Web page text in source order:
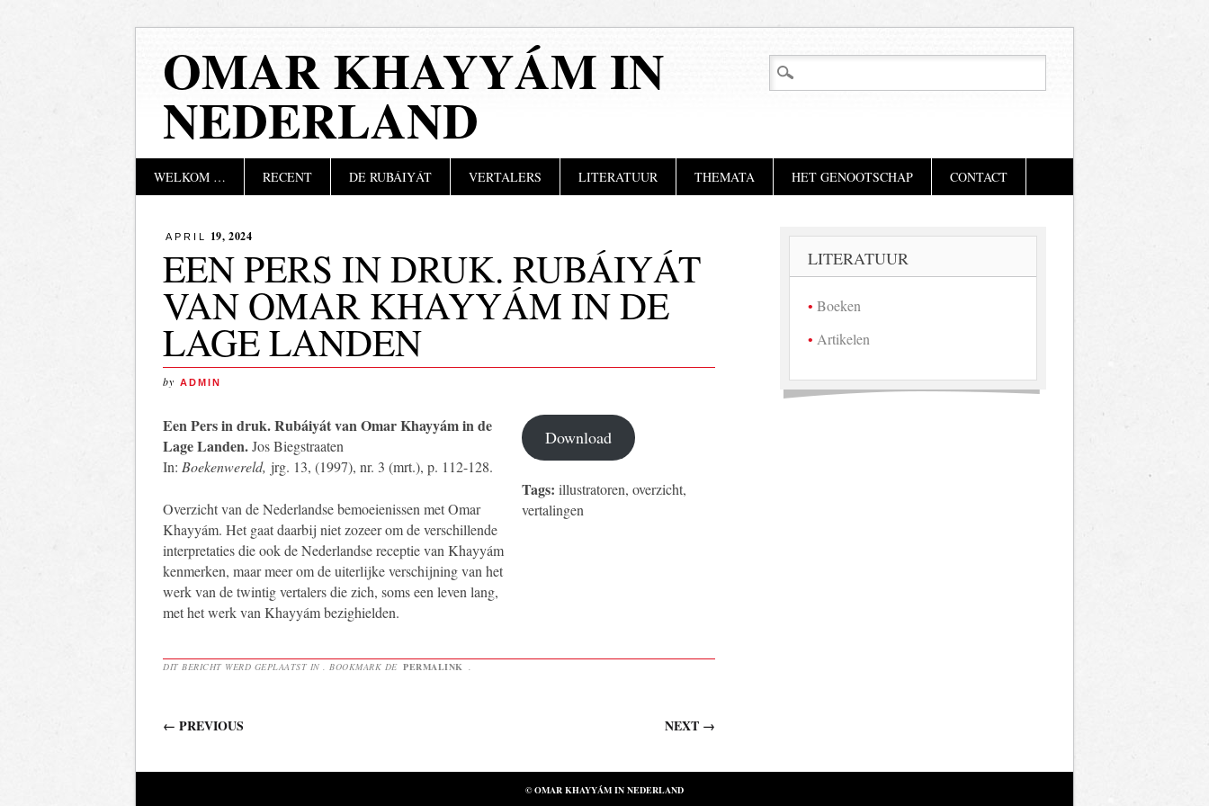
OMAR KHAYYÁM IN
NEDERLAND
Hoofdmenu
WELKOM … RECENT DE RUBÁIYÁT VERTALERS LITERATUUR THEMATA HET GENOOTSCHAP CONTACT
APRIL 19, 2024
EEN PERS IN DRUK. RUBÁIYÁT
VAN OMAR KHAYYÁM IN DE
LAGE LANDEN
by ADMIN
Een Pers in druk. Rubáiyát van Omar Khayyám in de
Lage Landen.Jos Biegstraaten
In: Boekenwereld, jrg. 13, (1997), nr. 3 (mrt.), p. 112-128.
Overzicht van de Nederlandse bemoeienissen met Omar
Khayyám. Het gaat daarbij niet zozeer om de verschillende
interpretaties die ook de Nederlandse receptie van Khayyám
kenmerken, maar meer om de uiterlijke verschijning van het
werk van de twintig vertalers die zich, soms een leven lang,
met het werk van Khayyám bezighielden.
Download
Tags: illustratoren, overzicht,
vertalingen
DIT BERICHT WERD GEPLAATST IN . BOOKMARK DE PERMALINK
Berichtnavigatie
← PREVIOUS NEXT →
LITERATUUR
Boeken
Artikelen
© OMAR KHAYYÁM IN NEDERLAND